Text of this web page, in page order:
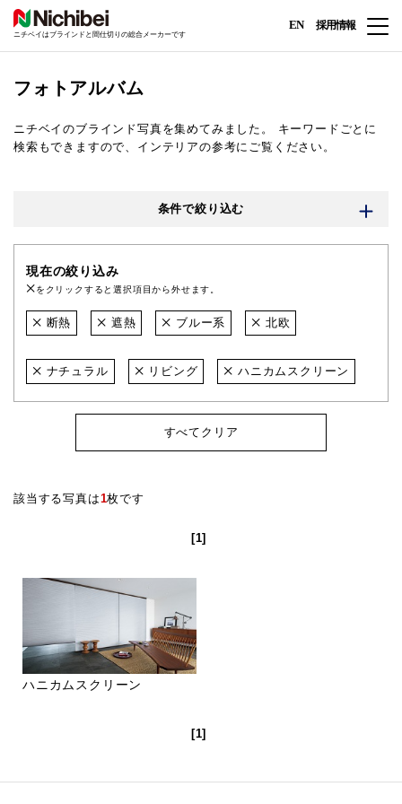
ニチベイはブラインドと間仕切りの総合メーカーです
EN 採用情報
フォトアルバム
ニチベイのブラインド写真を集めてみました。
キーワードごとに
検索もできますので、インテリアの参考にご覧ください。
条件で絞り込む
現在の絞り込み
をクリックすると選択項目から外せます。
断熱 遮熱 ブルー系 北欧
ナチュラル リビング ハニカムスクリーン
すべてクリア
該当する写真は1枚です
[1]
ハニカムスクリーン
[1]